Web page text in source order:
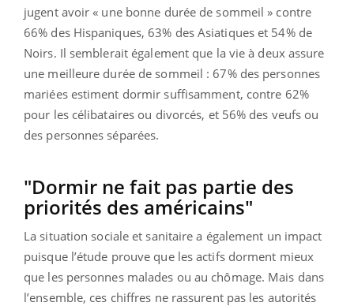
jugent avoir « une bonne durée de sommeil » contre
66% des Hispaniques, 63% des Asiatiques et 54% de
Noirs. Il semblerait également que la vie à deux assure
une meilleure durée de sommeil : 67% des personnes
mariées estiment dormir suffisamment, contre 62%
pour les célibataires ou divorcés, et 56% des veufs ou
des personnes séparées.
"Dormir ne fait pas partie des
priorités des américains"
La situation sociale et sanitaire a également un impact
puisque l’étude prouve que les actifs dorment mieux
que les personnes malades ou au chômage. Mais dans
l’ensemble, ces chiffres ne rassurent pas les autorités